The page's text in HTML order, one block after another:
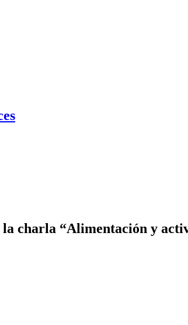
charla “Alimentación y